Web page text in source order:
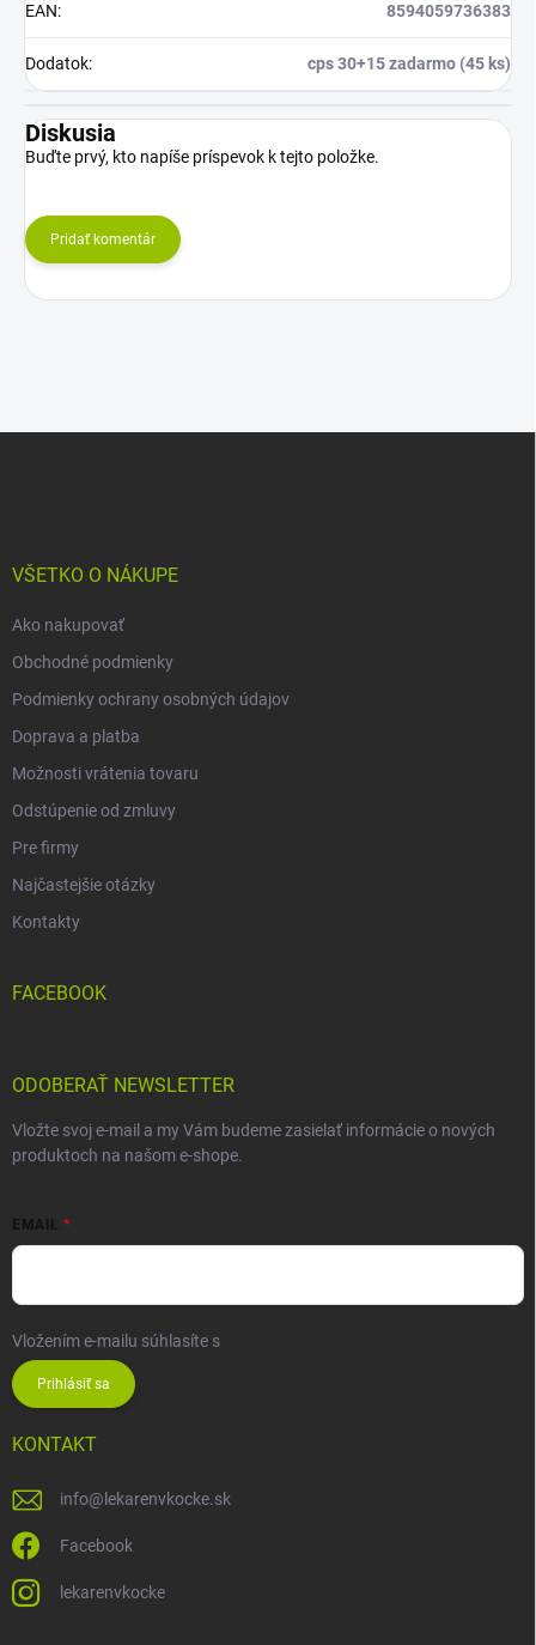
EAN: 8594059736383
Dodatok: cps 30+15 zadarmo (45 ks)
Diskusia
Buďte prvý, kto napíše príspevok k tejto položke.
Pridať komentár
VŠETKO O NÁKUPE
Ako nakupovať
Obchodné podmienky
Podmienky ochrany osobných údajov
Doprava a platba
Možnosti vrátenia tovaru
Odstúpenie od zmluvy
Pre firmy
Najčastejšie otázky
Kontakty
FACEBOOK
ODOBERAŤ NEWSLETTER
Vložte svoj e-mail a my Vám budeme zasielať informácie o nových
produktoch na našom e-shope.
EMAIL
Vložením e-mailu súhlasíte s
Prihlásiť sa
KONTAKT
info@ lekarenvkocke.sk
Facebook
lekarenvkocke